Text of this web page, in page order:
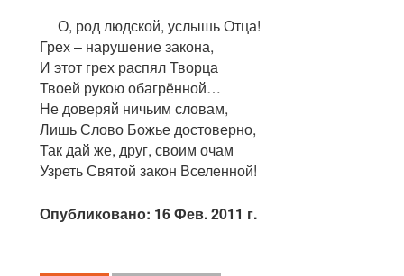
О, род людской, услышь Отца!
Грех – нарушение закона,
И этот грех распял Творца
Твоей рукою обагрённой…
Не доверяй ничьим словам,
Лишь Слово Божье достоверно,
Так дай же, друг, своим очам
Узреть Святой закон Вселенной!
Опубликовано: 16 Фев. 2011 г.